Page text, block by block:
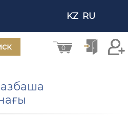
KZ RU
0